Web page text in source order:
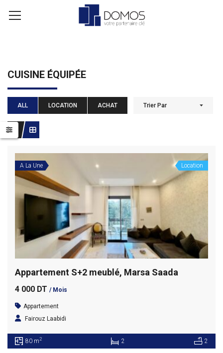
CUISINE ÉQUIPÉE
ALL LOCATION ACHAT Trier Par
A La Une Location
Appartement S+2 meublé, Marsa Saada
4 000 DT / Mois
Appartement
Fairouz Laabidi
80 m2 2 2